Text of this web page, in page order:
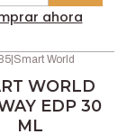
ahora
Smart World
WORLD
EDP 30
ML